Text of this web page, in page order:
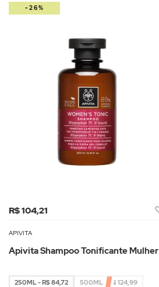
R$ 104,21
APIVITA
Apivita Shampoo Tonificante Mulher
250ML - R$ 84,72 500ML - R$ 124,99
-26%